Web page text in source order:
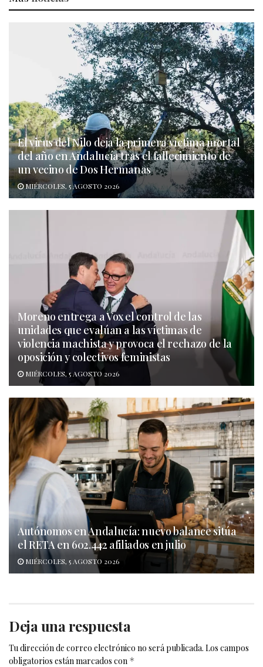
El virus del Nilo deja la primera víctima mortal
del año en Andalucía tras el fallecimiento de
un vecino de Dos Hermanas
MIÉRCOLES, 5 AGOSTO 2026
Moreno entrega a Vox el control de las
unidades que evalúan a las víctimas de
violencia machista y provoca el rechazo de la
oposición y colectivos feministas
MIÉRCOLES, 5 AGOSTO 2026
Autónomos en Andalucía: nuevo balance sitúa
el RETA en 602.442 afiliados en julio
MIÉRCOLES, 5 AGOSTO 2026
Deja una respuesta
Tu dirección de correo electrónico no será publicada. Los campos
obligatorios están marcados con *